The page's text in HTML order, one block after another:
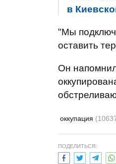
в
"Мы
оставить
Он
оккупация
ПОДЕЛИТЬСЯ: